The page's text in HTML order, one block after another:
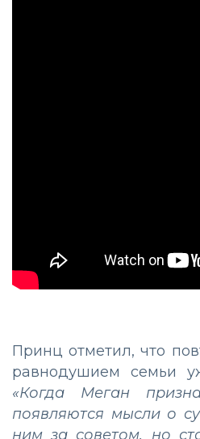
Принц отметил, что
равнодушием семьи
«Когда Меган
появляются мысли о
ним за советом, но